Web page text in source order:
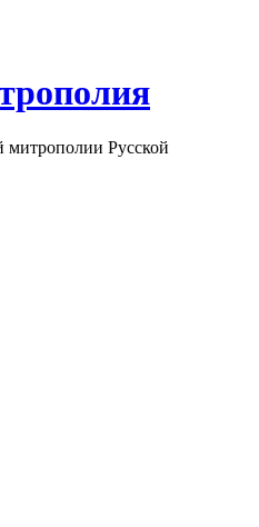
митрополии Русской